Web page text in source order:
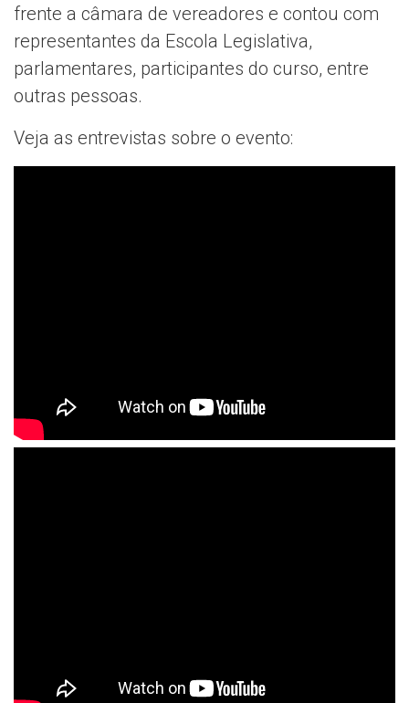
frente a câmara de vereadores e contou com
representantes da Escola Legislativa,
parlamentares, participantes do curso, entre
outras pessoas.
Veja as entrevistas sobre o evento: